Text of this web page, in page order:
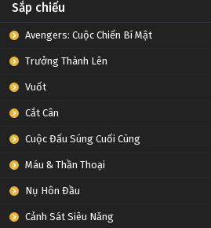
Sắp chiếu
Avengers: Cuộc Chiến Bí Mật
Trưởng Thành Lên
Vuốt
Cắt Cân
Cuộc Đấu Súng Cuối Cùng
Máu & Thần Thoại
Nụ Hôn Đầu
Cảnh Sát Siêu Năng